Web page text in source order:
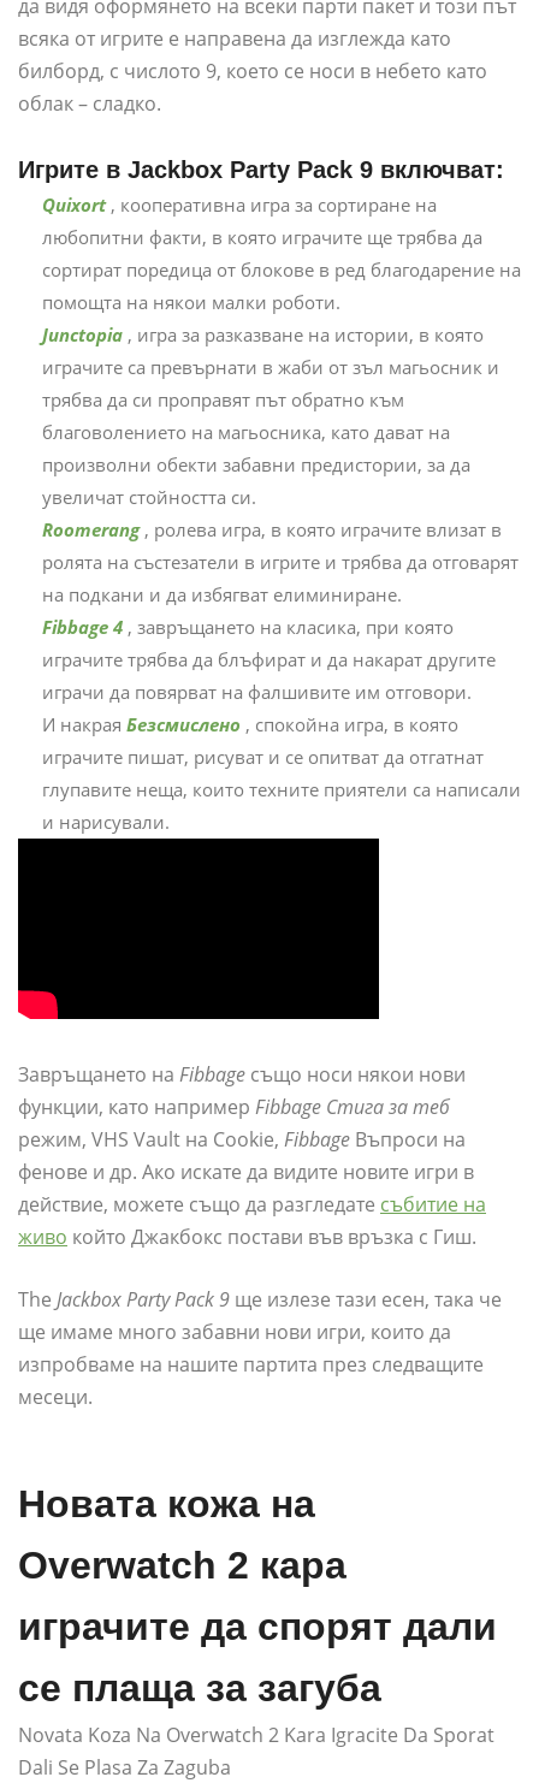
да видя оформянето на всеки парти пакет и този път
всяка от игрите е направена да изглежда като
билборд, с числото 9, което се носи в небето като
облак – сладко.
Игрите в Jackbox Party Pack 9 включват:
Quixort , кооперативна игра за сортиране на
любопитни факти, в която играчите ще трябва да
сортират поредица от блокове в ред благодарение на
помощта на някои малки роботи.
Junctopia , игра за разказване на истории, в която
играчите са превърнати в жаби от зъл магьосник и
трябва да си проправят път обратно към
благоволението на магьосника, като дават на
произволни обекти забавни предистории, за да
увеличат стойността си.
Roomerang , ролева игра, в която играчите влизат в
ролята на състезатели в игрите и трябва да отговарят
на подкани и да избягват елиминиране.
Fibbage 4 , завръщането на класика, при която
играчите трябва да блъфират и да накарат другите
играчи да повярват на фалшивите им отговори.
И накрая Безсмислено , спокойна игра, в която
играчите пишат, рисуват и се опитват да отгатнат
глупавите неща, които техните приятели са написали
и нарисували.
Завръщането на Fibbage също носи някои нови
функции, като например Fibbage Стига за теб
режим, VHS Vault на Cookie, Fibbage Въпроси на
фенове и др. Ако искате да видите новите игри в
действие, можете също да разгледате събитие на
живо който Джакбокс постави във връзка с Гиш.
The Jackbox Party Pack 9 ще излезе тази есен, така че
ще имаме много забавни нови игри, които да
изпробваме на нашите партита през следващите
месеци.
Новата кожа на
Overwatch 2 кара
играчите да спорят дали
се плаща за загуба
Novata Koza Na Overwatch 2 Kara Igracite Da Sporat
Dali Se Plasa Za Zaguba